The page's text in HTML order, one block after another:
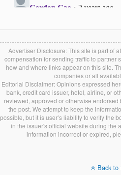
Advertiser Disclosure: This site is part of
compensation for sending traffic to partner
how and where links appear on this site.
companies or all
Editorial Disclaimer: Opinions expressed
bank, credit card issuer, hotel, airline, or
reviewed, approved or otherwise
the post. We attempt to keep the
possible, but it is user’s liability to verify the
in the issuer's official website during the
information incorrect or expired,
Back to